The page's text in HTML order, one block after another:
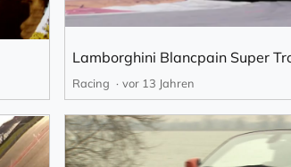
Lamborghini Blancpain Super
Racing vor 13 Jahren